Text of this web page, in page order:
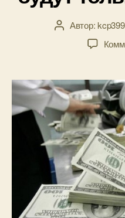
АвторАвтор: